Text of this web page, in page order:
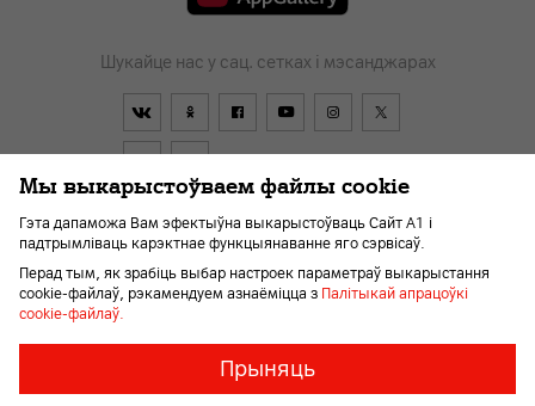
Шукайце нас у сац. сетках і мэсанджарах
Дагавор Пра кампанію
Перайсці ў А1
Дапамога і падтрымка
Kар'ера Для слабавідушчых
© 2026 Унітарнае прадпрыемства «А1». Усе правы абароненыя.
Мы выкарыстоўваем файлы cookie
Гэта дапаможа Вам эфектыўна выкарыстоўваць Сайт А1 і
падтрымліваць карэктнае функцыянаванне яго сэрвісаў.
Перад тым, як зрабіць выбар настроек параметраў выкарыстання
cookie-файлаў, рэкамендуем азнаёміцца з Палітыкай апрацоўкі
cookie-файлаў.
«cookie»
Прыняць